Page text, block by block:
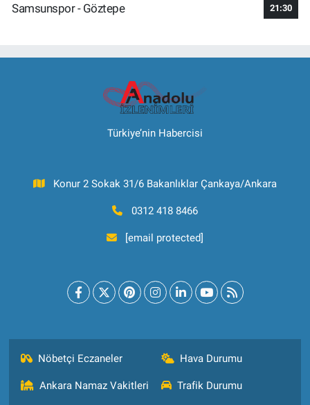
Samsunspor - Göztepe
21:30
Türkiye’nin Habercisi
Konur 2 Sokak 31/6 Bakanlıklar Çankaya/Ankara
0312 418 8466
[email protected]
Nöbetçi Eczaneler Hava Durumu
Ankara Namaz Vakitleri Trafik Durumu